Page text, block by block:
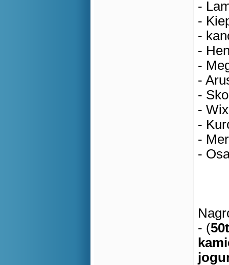
-
-
-
-
-
-
-
-
-
-
-
- (